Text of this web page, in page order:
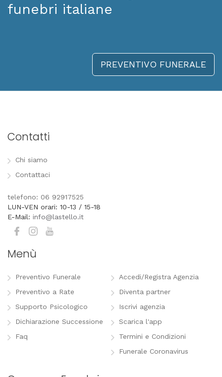
funebri italiane
PREVENTIVO FUNERALE
Contatti
Chi siamo
Contattaci
telefono: 06 92917525
LUN-VEN orari: 10-13 / 15-18
E-Mail: info@lastello.it
Menù
Preventivo Funerale
Preventivo a Rate
Supporto Psicologico
Dichiarazione Successione
Faq
Accedi/Registra Agenzia
Diventa partner
Iscrivi agenzia
Scarica l'app
Termini e Condizioni
Funerale Coronavirus